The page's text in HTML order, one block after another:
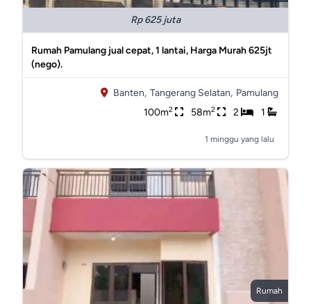
Rp 625 juta
Rumah Pamulang jual cepat, 1 lantai, Harga Murah 625jt
(nego).
Banten, Tangerang Selatan, Pamulang
100m2 58m2 2 1
1 minggu yang lalu
Rumah